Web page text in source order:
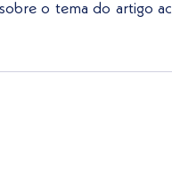
o tema do artigo